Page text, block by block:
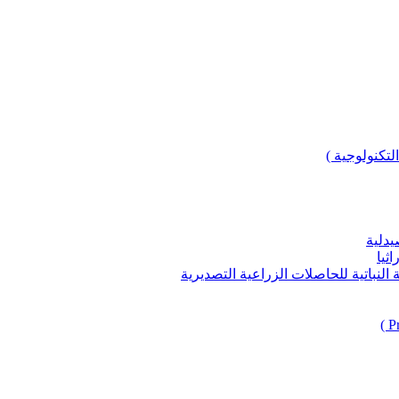
)
للحاصلات الزراعية التصديرية